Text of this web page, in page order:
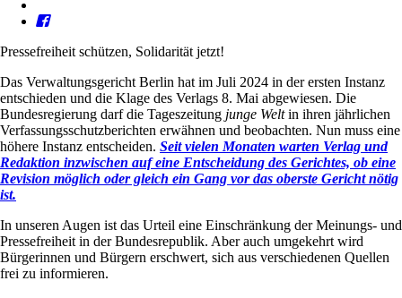
Pressefreiheit schützen, Solidarität jetzt!
Das Verwaltungsgericht Berlin hat im Juli 2024 in der ersten Instanz
entschieden und die Klage des Verlags 8. Mai abgewiesen. Die
Bundesregierung darf die Tageszeitung junge Weltin ihren jährlichen
Verfassungsschutzberichten erwähnen und beobachten. Nun muss eine
höhere Instanz entscheiden. Seit vielen Monaten warten Verlag und
Redaktion inzwischen auf eine Entscheidung des Gerichtes, ob eine
Revision möglich oder gleich ein Gang vor das oberste Gericht nötig
ist.
In unseren Augen ist das Urteil eine Einschränkung der Meinungs- und
Pressefreiheit in der Bundesrepublik. Aber auch umgekehrt wird
Bürgerinnen und Bürgern erschwert, sich aus verschiedenen Quellen
frei zu informieren.